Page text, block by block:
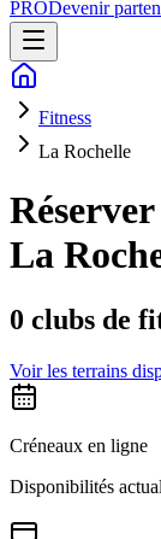
PRODevenir
Fitness
La Rochelle
La
0 clubs de
Voir les terrains
Créneaux en ligne
Disponibilités